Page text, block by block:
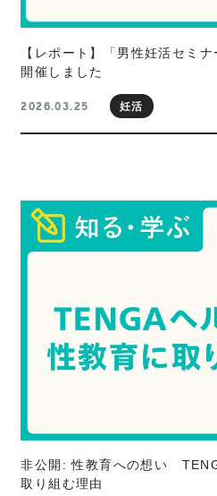
【レポート】「男性妊活セミ
開催しました
2026.03.25 妊活
非公開: 性教育への想い
取り組む理由